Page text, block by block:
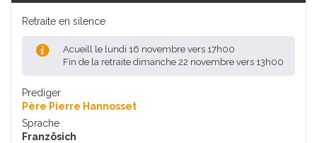
Retraite en silence
Acueill le lundi 16 novembre vers 17h00
Fin de la retraite dimanche 22 novembre vers 13h00
Prediger
Père Pierre Hannosset
Sprache
Französich